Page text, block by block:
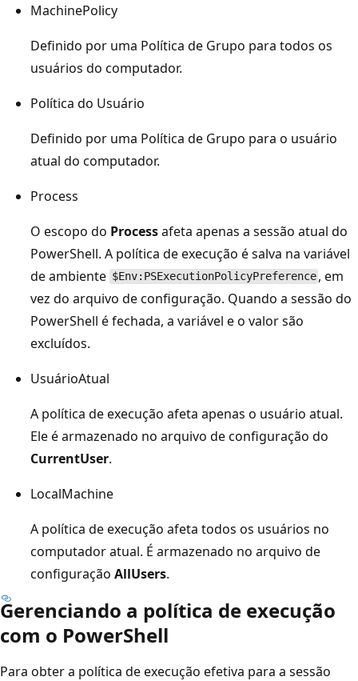
MachinePolicy
Definido por uma Política de Grupo para todos os
usuários do computador.
Política do Usuário
Definido por uma Política de Grupo para o usuário
atual do computador.
Process
O escopo do Processafeta apenas a sessão atual do
PowerShell. A política de execução é salva na variável
de ambiente $Env:PSExecutionPolicyPreference , em
vez do arquivo de configuração. Quando a sessão do
PowerShell é fechada, a variável e o valor são
excluídos.
UsuárioAtual
A política de execução afeta apenas o usuário atual.
Ele é armazenado no arquivo de configuração do
CurrentUser.
LocalMachine
A política de execução afeta todos os usuários no
computador atual. É armazenado no arquivo de
configuração AllUsers.
Gerenciando a política de execução
com o PowerShell
Para obter a política de execução efetiva para a sessão